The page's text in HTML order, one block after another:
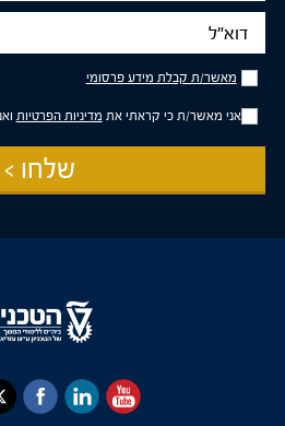
מאשר/ת
קבלת
מידע
פרסומי
מאשר/ת קבלת מידע פרסומי
אני מאשר/ת כי קראתי את מדיניות הפרטיות
שלחו >